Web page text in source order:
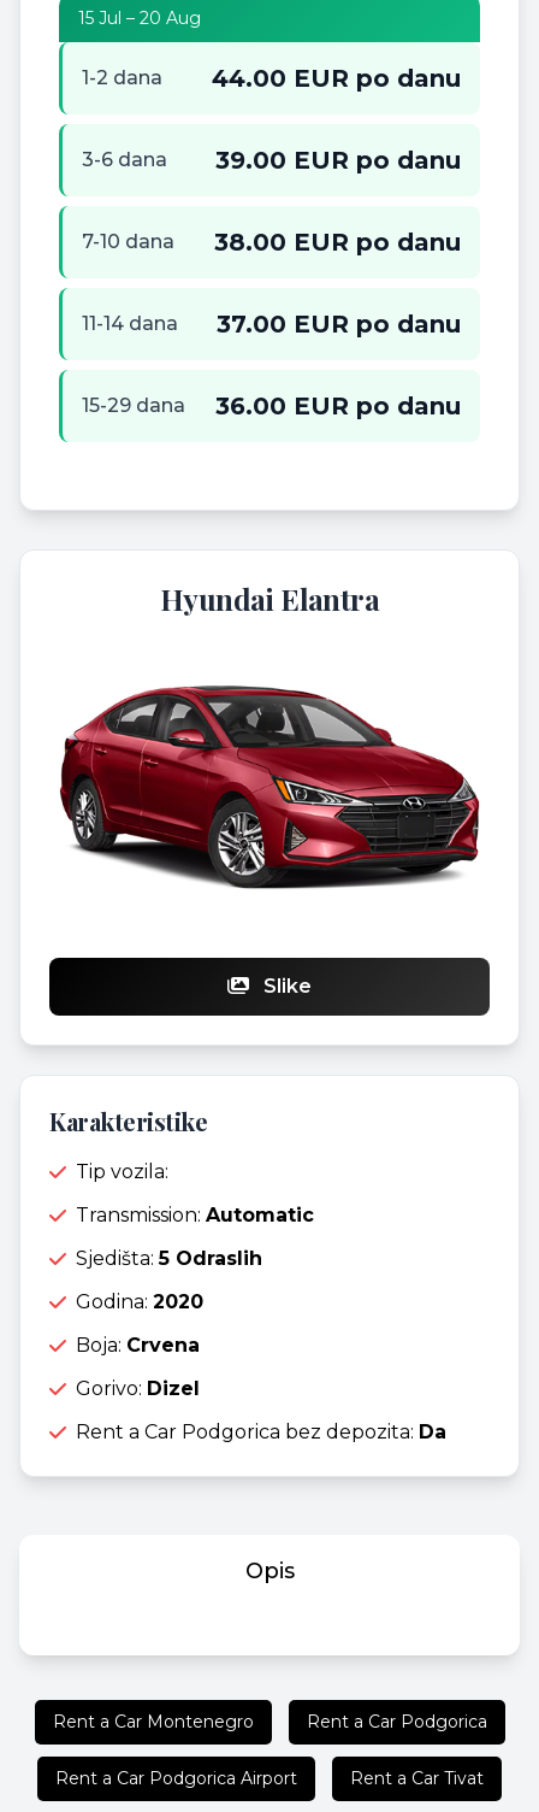
15 Jul – 20 Aug
1-2 dana 44.00 EUR po danu
3-6 dana 39.00 EUR po danu
7-10 dana 38.00 EUR po danu
11-14 dana 37.00 EUR po danu
15-29 dana 36.00 EUR po danu
Hyundai Elantra
Slike
Karakteristike
Tip vozila:
Transmission: Automatic
Sjedišta:5 Odraslih
Godina: 2020
Boja: Crvena
Gorivo: Dizel
Rent a Car Podgorica bez depozita: Da
Opis
Rent a Car Montenegro Rent a Car Podgorica
Rent a Car Podgorica Airport Rent a Car Tivat